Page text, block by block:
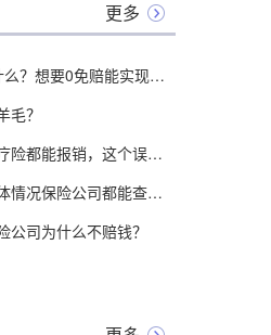
更多
百万医疗险1万免赔额是什么？想要0免赔能实现吗，全面分析测评！
毛？
不是所有治疗费用百万医疗险都能报销，这个误区一定要知道！
理赔内幕揭秘！我们的身体情况保险公司都能查到？
公司为什么不赔钱？